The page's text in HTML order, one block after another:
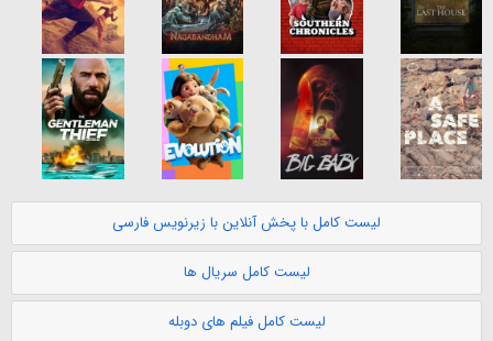
لیست کامل با پخش آنلاین با زیرنویس فارسی
لیست کامل سریال ها
لیست کامل فیلم های دوبله